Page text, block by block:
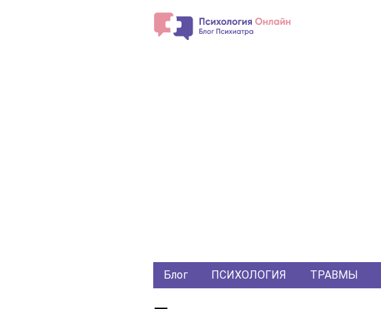
Блог ПСИХОЛОГИЯ ТРАВМЫ